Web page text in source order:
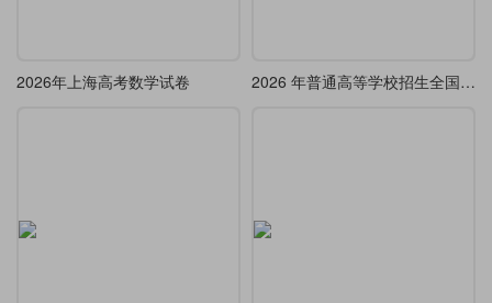
2026年上海高考数学试卷 2026 年普通高等学校招生全国统一考试（数学）